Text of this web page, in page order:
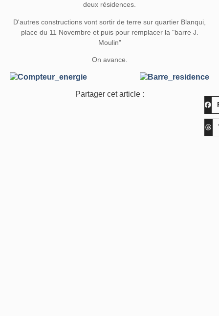
deux résidences.
D'autres constructions vont sortir de terre sur quartier Blanqui,
place du 11 Novembre et puis pour remplacer la "barre J.
Moulin"
On avance.
Partager cet article :